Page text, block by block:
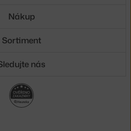
Nákup
Sortiment
nás